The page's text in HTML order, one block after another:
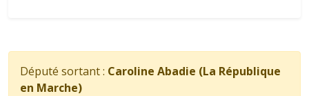
Député sortant : Caroline Abadie (La République
en Marche)